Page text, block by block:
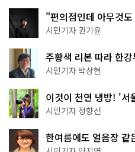
"편의점인데 아무것
한 편의점의 정체
시민기자 권기윤
주황색 리본 따라 한
서울둘레길 15코스
시민기자 박상현
이것이 천연 냉방! '서
나볼까
시민기자 정향선
한여름에도 얼음장
천국이네~